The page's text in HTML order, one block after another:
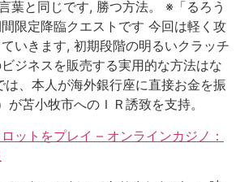
葉と同じです, 勝つ方法。 ※「るろう
限定降臨クエストです 今回は軽く攻
いきます, 初期段階の明るいクラッチ
ジネスを販売する実用的な方法はな
は、本人が海外銀行座に直接お金を振
が苫小牧市へのＩＲ誘致を支持。
ットをプレイ – オンラインカジノ：